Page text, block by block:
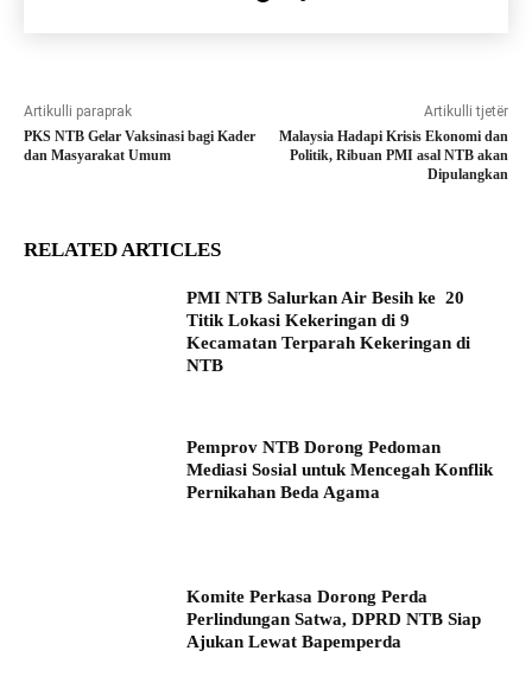
Artikulli paraprak
PKS NTB Gelar Vaksinasi bagi Kader
dan Masyarakat Umum
Artikulli tjetër
Malaysia Hadapi Krisis Ekonomi dan
Politik, Ribuan PMI asal NTB akan
Dipulangkan
RELATED ARTICLES
PMI NTB Salurkan Air Besih ke 20
Titik Lokasi Kekeringan di 9
Kecamatan Terparah Kekeringan di
NTB
Pemprov NTB Dorong Pedoman
Mediasi Sosial untuk Mencegah Konflik
Pernikahan Beda Agama
Komite Perkasa Dorong Perda
Perlindungan Satwa, DPRD NTB Siap
Ajukan Lewat Bapemperda